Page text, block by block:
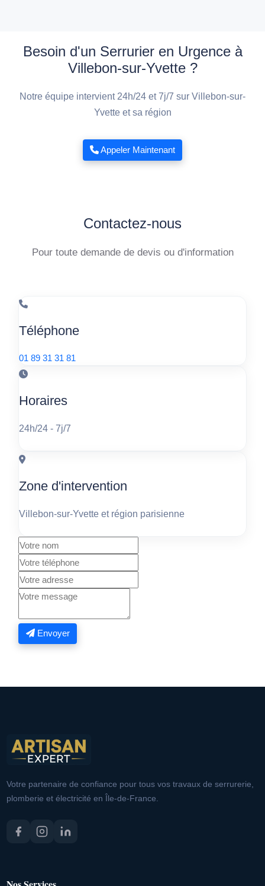
Besoin d'un Serrurier en Urgence à
Villebon-sur-Yvette ?
Notre équipe intervient 24h/24 et 7j/7 sur Villebon-sur-
Yvette et sa région
Appeler Maintenant
Contactez-nous
Pour toute demande de devis ou d'information
Téléphone
01 89 31 31 81
Horaires
24h/24 - 7j/7
Zone d'intervention
Villebon-sur-Yvette et région parisienne
Envoyer
Votre partenaire de confiance pour tous vos travaux de serrurerie,
plomberie et électricité en Île-de-France.